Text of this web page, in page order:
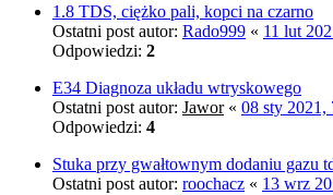
1.8 TDS, ciężko pali, kopci na czarno
Ostatni post autor: Rado999 « 11 lut
Odpowiedzi: 2
E34 Diagnoza układu wtryskowego
Ostatni post autor: Jawor« 08 sty 2021,
Odpowiedzi: 4
Stuka przy gwałtownym dodaniu gazu
Ostatni post autor: roochacz « 13 wrz